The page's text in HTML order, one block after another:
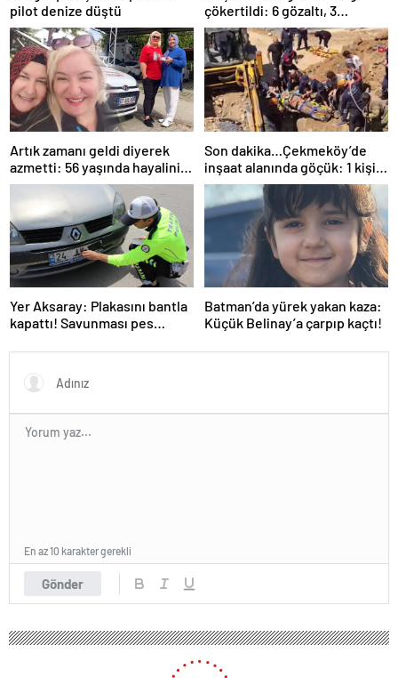
pilot denize düştü
çökertildi: 6 gözaltı, 3
tutuklama
Artık zamanı geldi diyerek
azmetti: 56 yaşında hayalini
kurduğu ehliyete kavuştu
Son dakika…Çekmeköy’de
inşaat alanında göçük: 1 kişi
hayatını kaybetti
Yer Aksaray: Plakasını bantla
kapattı! Savunması pes
Batman’da yürek yakan kaza:
Küçük Belinay’a çarpıp kaçtı!
Gönder
En az 10 karakter gerekli